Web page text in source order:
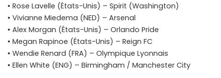
• Rose Lavelle (États-Unis) – Spirit (Washington)
• Vivianne Miedema (NED) – Arsenal
• Alex Morgan (États-Unis) – Orlando Pride
• Megan Rapinoe (États-Unis) – Reign FC
• Wendie Renard (FRA) – Olympique Lyonnais
• Ellen White (ENG) – Birmingham / Manchester City